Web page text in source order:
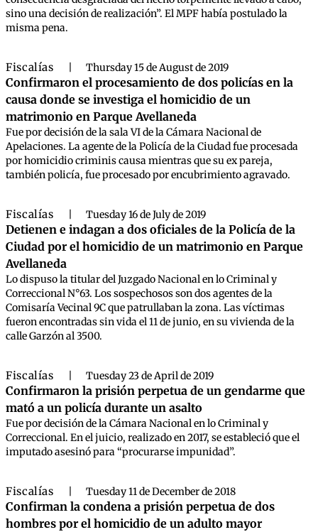
sino una decisión de realización”. El MPF había postulado la
misma pena.
Fiscalías Thursday 15 de August de 2019
Confirmaron el procesamiento de dos policías en la
causa donde se investiga el homicidio de un
matrimonio en Parque Avellaneda
Fue por decisión de la sala VI de la Cámara Nacional de
Apelaciones. La agente de la Policía de la Ciudad fue procesada
por homicidio criminis causa mientras que su ex pareja,
también policía, fue procesado por encubrimiento agravado.
Fiscalías Tuesday 16 de July de 2019
Detienen e indagan a dos oficiales de la Policía de la
Ciudad por el homicidio de un matrimonio en Parque
Avellaneda
Lo dispuso la titular del Juzgado Nacional en lo Criminal y
Correccional N°63. Los sospechosos son dos agentes de la
Comisaría Vecinal 9C que patrullaban la zona. Las víctimas
fueron encontradas sin vida el 11 de junio, en su vivienda de la
calle Garzón al 3500.
Fiscalías Tuesday 23 de April de 2019
Confirmaron la prisión perpetua de un gendarme que
mató a un policía durante un asalto
Fue por decisión de la Cámara Nacional en lo Criminal y
Correccional. En el juicio, realizado en 2017, se estableció que el
imputado asesinó para “procurarse impunidad”.
Fiscalías Tuesday 11 de December de 2018
Confirman la condena a prisión perpetua de dos
hombres por el homicidio de un adulto mayor